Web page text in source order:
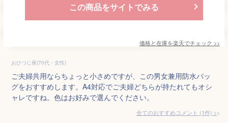
この商品をサイトでみる
価格と在庫を楽天でチェック >>
おひつじ座(70代・女性)
ご夫婦共用ならちょっと小さめですが、この男女兼用防水バッ
グをおすすめします。A4対応でご夫婦どちらが持たれてもオシ
ャレですね。色はお好みで選んでください。
全てのおすすめコメント (1件) >